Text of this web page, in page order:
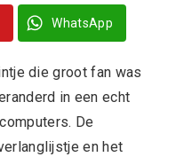
WhatsApp
die groot fan was
in een echt
De
en het